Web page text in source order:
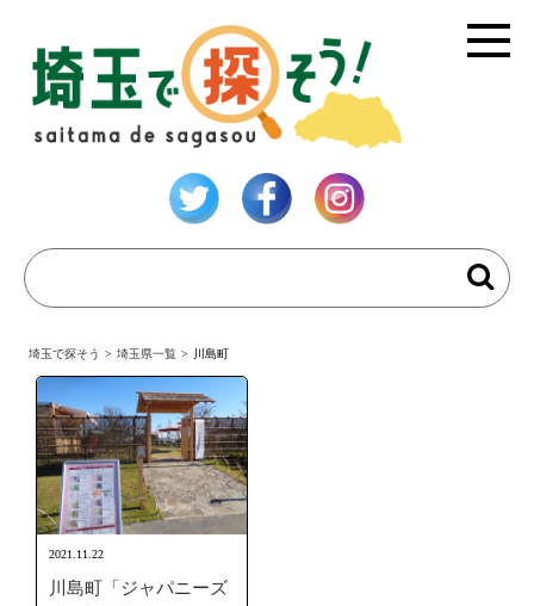
埼玉で探そう > 埼玉県一覧 > 川島町
2021.11.22
川島町「ジャパニーズ